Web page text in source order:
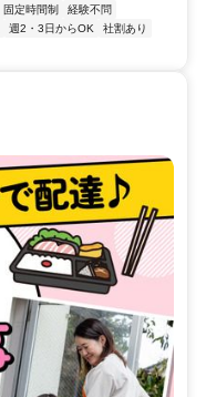
固定時間制
経験不問
週2・3日からOK
社割あり